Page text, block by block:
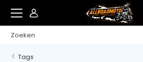
Tags